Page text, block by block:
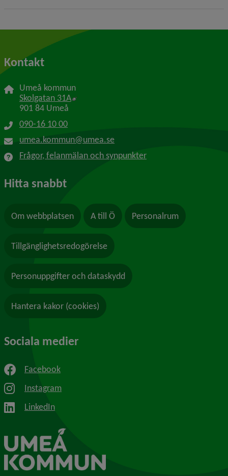
Kontakt
Umeå kommun
Skolgatan 31A Länk till annan webbplats, öppnas i nytt
901 84 Umeå
090-16 10 00
umea.kommun@umea.se
Frågor, felanmälan och synpunkter
Hitta snabbt
Om webbplatsen A till Ö Personalrum
Tillgänglighetsredogörelse
Personuppgifter och dataskydd
Hantera kakor (cookies)
Sociala medier
Facebook
Instagram
LinkedIn